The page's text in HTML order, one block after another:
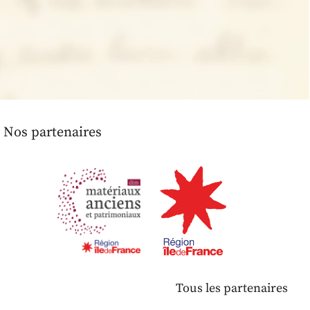
Nos partenaires
Tous les partenaires